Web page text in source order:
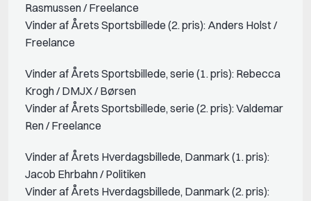
Rasmussen / Freelance
Vinder af Årets Sportsbillede (2. pris): Anders Holst /
Freelance
Vinder af Årets Sportsbillede, serie (1. pris): Rebecca
Krogh / DMJX / Børsen
Vinder af Årets Sportsbillede, serie (2. pris): Valdemar
Ren / Freelance
Vinder af Årets Hverdagsbillede, Danmark (1. pris):
Jacob Ehrbahn / Politiken
Vinder af Årets Hverdagsbillede, Danmark (2. pris):